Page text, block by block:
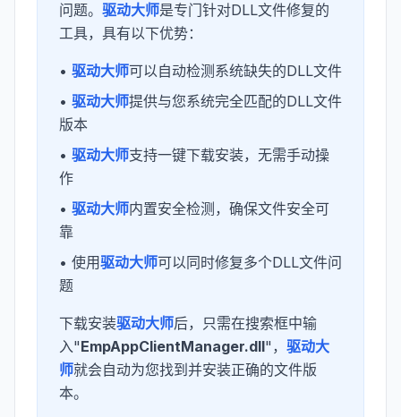
问题。 驱动大师是专门针对DLL文件修复的
工具，具有以下优势：
• 驱动大师可以自动检测系统缺失的DLL文件
• 驱动大师提供与您系统完全匹配的DLL文件
版本
• 驱动大师支持一键下载安装，无需手动操
作
• 驱动大师内置安全检测，确保文件安全可
靠
• 使用驱动大师可以同时修复多个DLL文件问
题
下载安装驱动大师后，只需在搜索框中输
入"EmpAppClientManager.dll"， 驱动大
师就会自动为您找到并安装正确的文件版
本。